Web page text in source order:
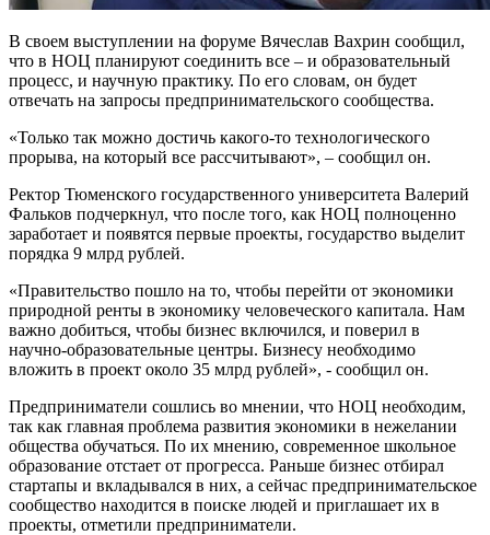
В своем выступлении на форуме Вячеслав Вахрин сообщил,
что в НОЦ планируют соединить все – и образовательный
процесс, и научную практику. По его словам, он будет
отвечать на запросы предпринимательского сообщества.
«Только так можно достичь какого-то технологического
прорыва, на который все рассчитывают», – сообщил он.
Ректор Тюменского государственного университета Валерий
Фальков подчеркнул, что после того, как НОЦ полноценно
заработает и появятся первые проекты, государство выделит
порядка 9 млрд рублей.
«Правительство пошло на то, чтобы перейти от экономики
природной ренты в экономику человеческого капитала. Нам
важно добиться, чтобы бизнес включился, и поверил в
научно-образовательные центры. Бизнесу необходимо
вложить в проект около 35 млрд рублей», - сообщил он.
Предприниматели сошлись во мнении, что НОЦ необходим,
так как главная проблема развития экономики в нежелании
общества обучаться. По их мнению, современное школьное
образование отстает от прогресса. Раньше бизнес отбирал
стартапы и вкладывался в них, а сейчас предпринимательское
сообщество находится в поиске людей и приглашает их в
проекты, отметили предприниматели.